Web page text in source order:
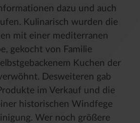
dazu und auch
Kulinarisch wurden die
mit einer mediterranen
gekocht von Familie
Kuchen der
Desweiteren gab
im Verkauf und die
historischen Windfege
Wer noch größere